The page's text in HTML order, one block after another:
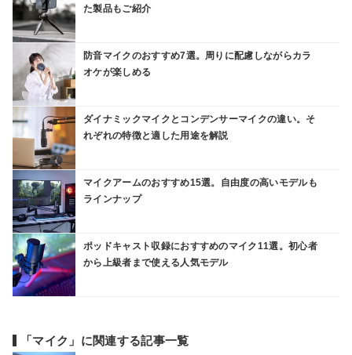
た製品もご紹介
防音マイクのおすすめ7選。周りに配慮しながらカラ
オケが楽しめる
ダイナミックマイクとコンデンサーマイクの違い。そ
れぞれの特徴と適した用途を解説
マイクアームのおすすめ15選。自由度の高いモデルも
ラインナップ
ポッドキャスト収録におすすめのマイク11選。初心者
から上級者まで使える人気モデル
「マイク」に関連する記事一覧